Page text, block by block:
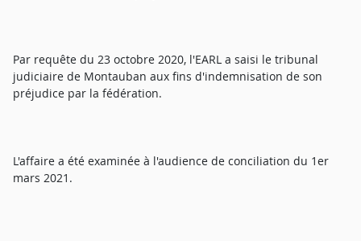
Par requête du 23 octobre 2020, l'EARL a saisi le tribunal
judiciaire de Montauban aux fins d'indemnisation de son
préjudice par la fédération.
L'affaire a été examinée à l'audience de conciliation du 1er
mars 2021.